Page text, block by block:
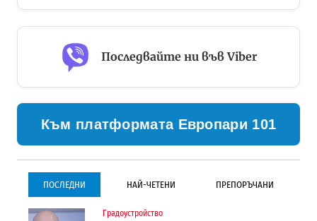
Последвайте ни във Viber
Към платформата Европари 101
ПОСЛЕДНИ НАЙ-ЧЕТЕНИ ПРЕПОРЪЧАНИ
Градоустройство
Градоустройство
Инфраструктура